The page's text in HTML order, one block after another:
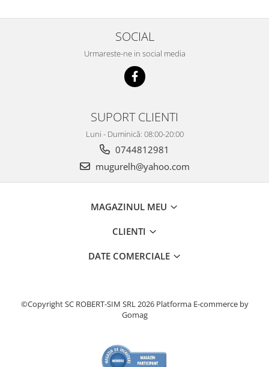
SOCIAL
Urmareste-ne in social media
SUPORT CLIENTI
Luni - Duminică: 08:00-20:00
0744812981
mugurelh@yahoo.com
MAGAZINUL MEU
CLIENTI
DATE COMERCIALE
©Copyright SC ROBERT-SIM SRL 2026 Platforma E-commerce by
Gomag